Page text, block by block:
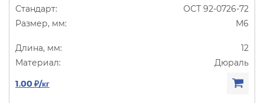
ОСТ 92-0726-72
М6
12
Дюраль
1.00 ₽/кг